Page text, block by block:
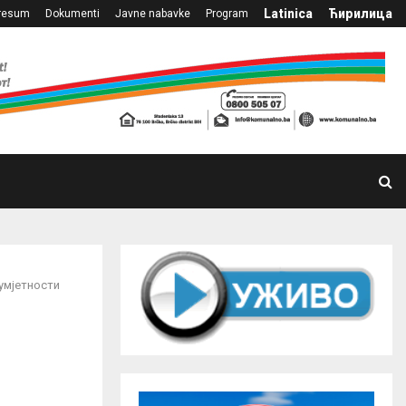
Dokumenti Javne nabavke Program Latinica Ћирилица